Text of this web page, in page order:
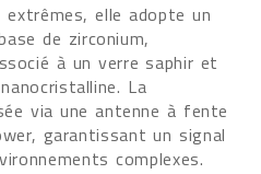
elle adopte un
de zirconium,
à un verre saphir et
La
via une antenne à fente
garantissant un signal
complexes.